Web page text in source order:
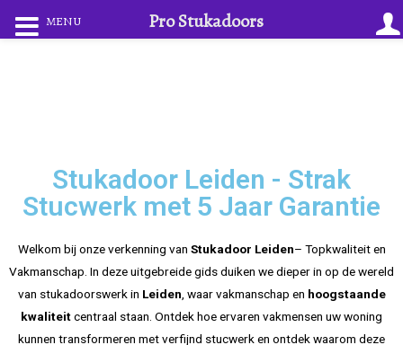
Stukadoor Leiden - Strak
Stucwerk met 5 Jaar Garantie
Welkom bij onze verkenning van Stukadoor Leiden– Topkwaliteit en
Vakmanschap. In deze uitgebreide gids duiken we dieper in op de wereld
van stukadoorswerk in Leiden , waar vakmanschap en hoogstaande
kwaliteitcentraal staan. Ontdek hoe ervaren vakmensen uw woning
kunnen transformeren met verfijnd stucwerk en ontdek waarom deze
MENU Pro Stukadoors